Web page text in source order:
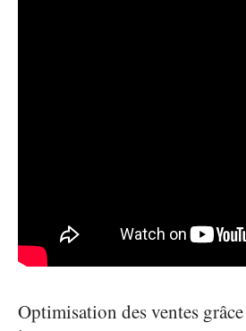
Optimisation des ventes grâce